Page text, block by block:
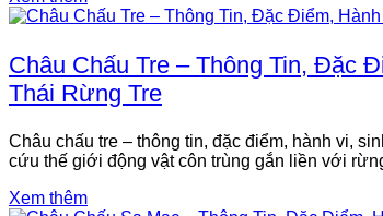
Châu Chấu Tre – Thông Tin, Đặc
Thái Rừng Tre
Châu chấu tre – thông tin, đặc điểm, hành vi,
cứu thế giới động vật côn trùng gắn liền với
Xem thêm